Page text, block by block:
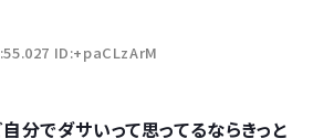
ID:+paCLzArM
分でダサいって思ってるならきっと